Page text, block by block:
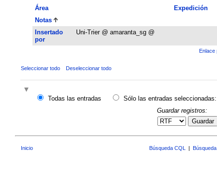
Área
Expedición
Notas
Insertado
por
Uni-Trier @ amaranta_sg @
Enlace
Seleccionar todo Deseleccionar todo
Todas las entradas
Sólo las entradas seleccionadas:
Guardar registros:
Guardar
Inicio Búsqueda CQL